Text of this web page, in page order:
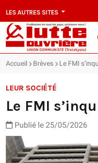
LES AUTRES SITES
Accueil Brèves Le FMI
LEUR SOCIÉTÉ
Le FMI
Publié le 25/05/2026